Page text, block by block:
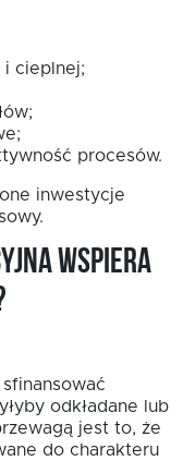
i cieplnej;
procesów.
inwestycje
wspiera
odkładane lub
jest to, że
do charakteru